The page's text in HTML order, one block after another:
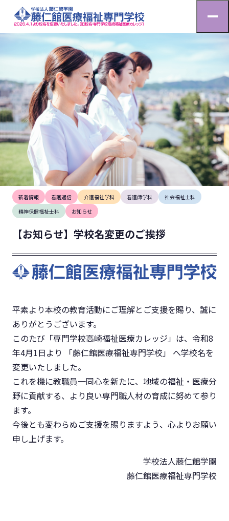
お知らせ
HOME お知らせ 【お知らせ】学校名変更のご挨拶
2026.4.1
新着情報 看護通信 介護福祉学科 看護師学科
社会福祉士科
精神保健福祉士科
お知らせ
【お知らせ】学校名変更のご挨拶
平素より本校の教育活動にご理解とご支援を賜り、誠に
ありがとうございます。
このたび「専門学校高崎福祉医療カレッジ」は、令和8
年4月1日より 「藤仁館医療福祉専門学校」 へ学校名を
変更いたしました。
これを機に教職員一同心を新たに、地域の福祉・医療分
野に貢献する、より良い専門職人材の育成に努めて参り
ます。
今後とも変わらぬご支援を賜りますよう、心よりお願い
申し上げます。
学校法人藤仁館学園
藤仁館医療福祉専門学校